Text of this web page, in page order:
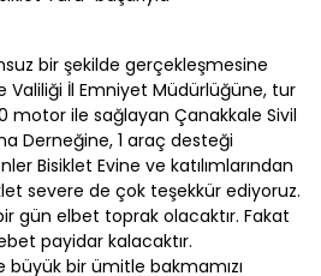
bir şekilde gerçekleşmesine
Valiliği İl Emniyet Müdürlüğüne, tur
motor ile sağlayan Çanakkale Sivil
Derneğine, 1 araç desteği
Bisiklet Evine ve katılımlarından
severe de çok teşekkür ediyoruz.
gün elbet toprak olacaktır. Fakat
payidar kalacaktır.
bir ümitle bakmamızı